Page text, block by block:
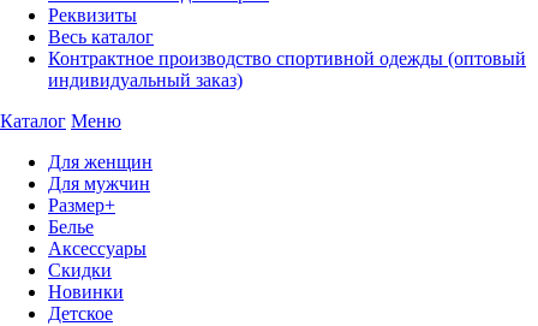
Реквизиты
Весь каталог
Контрактное производство спортивной одежды (оптовый
индивидуальный заказ)
Каталог Меню
Для женщин
Для мужчин
Размер+
Белье
Аксессуары
Скидки
Новинки
Детское